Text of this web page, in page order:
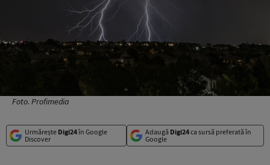
Foto. Profimedia
Urmărește Digi24în Google
Discover
Adaugă Digi24ca sursă preferată în
Google